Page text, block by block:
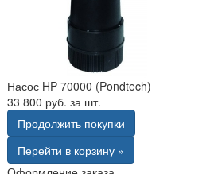
Насос HP 70000 (Pondtech)
33 800 руб. за шт.
Продолжить покупки
Перейти в корзину »